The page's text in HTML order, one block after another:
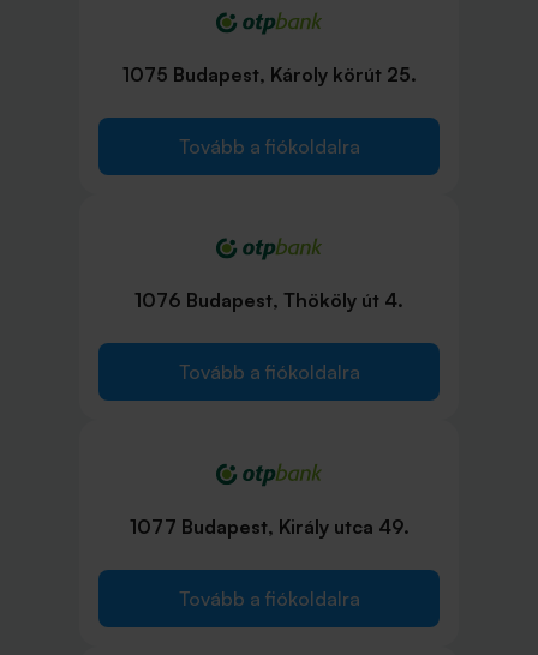
1075 Budapest, Károly körút 25.
Tovább a fiókoldalra
1076 Budapest, Thököly út 4.
Tovább a fiókoldalra
1077 Budapest, Király utca 49.
Tovább a fiókoldalra